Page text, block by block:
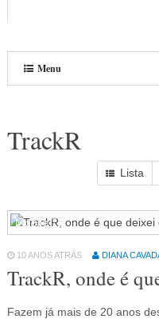
Menu
TrackR
Lista
Mobile75
10 ANOS ATRÁS DIANA
TrackR, onde é
Fazem já mais de 20 anos